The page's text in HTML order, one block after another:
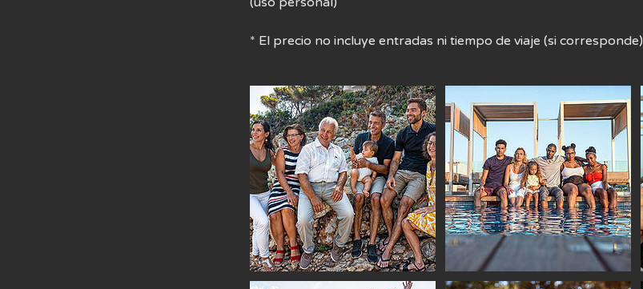
* El precio no incluye entradas ni tiempo de viaje (si corresponde)